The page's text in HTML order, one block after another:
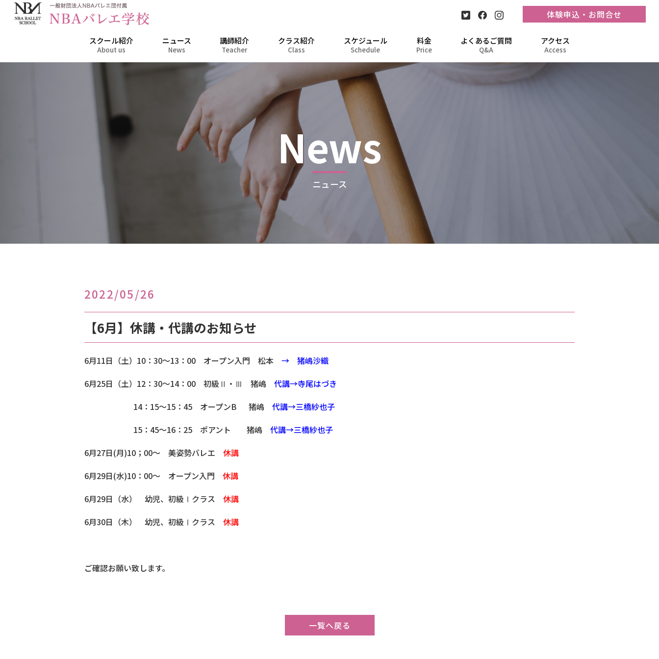
体験申込・お問合せ
スクール紹介
About us
ニュース
News
講師紹介
Teacher
クラス紹介
Class
スケジュール
Schedule
料金
Price
よくあるご質問
Q&A
アクセス
Access
News
ニュース
2022/05/26
【6月】休講・代講のお知らせ
6月11日（土）10：30～13：00 オープン入門 松本 → 猪嶋沙織
6月25日（土）12：30～14：00 初級Ⅱ・Ⅲ 猪嶋 代講→寺尾はづき
14：15～15：45 オープンB 猪嶋 代講→三橋紗也子
15：45～16：25 ポアント 猪嶋 代講→三橋紗也子
6月27日(月)10；00～ 美姿勢バレエ 休講
6月29日(水)10：00～ オープン入門 休講
6月29日（水） 幼児、初級Ⅰクラス 休講
6月30日（木） 幼児、初級Ⅰクラス 休講
ご確認お願い致します。
一覧へ戻る